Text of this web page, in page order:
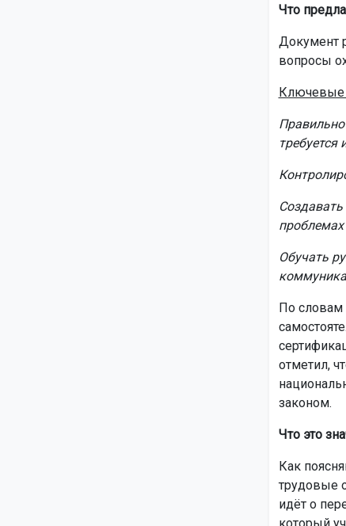
Что
Документ
вопросы
Ключевые
Правильно
требуется
проблемах
Обучать
По словам
отметил,
законом.
Что это
Как
трудовые
идёт о